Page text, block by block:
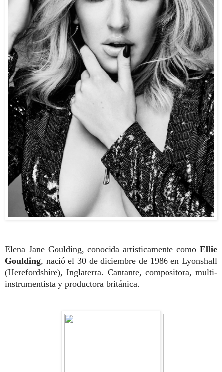
Elena Jane Goulding, conocida artísticamente como Ellie
Goulding, nació el 30 de diciembre de 1986 en Lyonshall
(Herefordshire), Inglaterra. Cantante, compositora, multi-
instrumentista y productora británica.